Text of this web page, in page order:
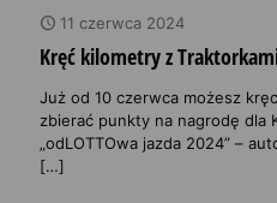
11 czerwca 2024
Kręć kilometry z
Już od 10 czerwca możesz
zbierać punkty na nagrodę dla
„odLOTTOwa jazda 2024” –
[…]